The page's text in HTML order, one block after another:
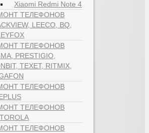
Xiaomi Redmi Note 4
ТЕЛЕФОНОВ
LEECO, BQ,
ТЕЛЕФОНОВ
PRESTIGIO,
TEXET, RITMIX,
ТЕЛЕФОНОВ
ТЕЛЕФОНОВ
ТЕЛЕФОНОВ